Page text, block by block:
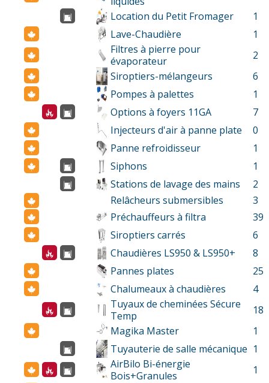
Location du Petit Fromager
1
Lave-Chaudière
1
Filtres à pierre pour
évaporateur
2
Siroptiers-mélangeurs
6
Pompes à palettes
1
Options à foyers 11GA
7
Injecteurs d'air à panne plate
0
Panne refroidisseur
1
Siphons
1
Stations de lavage des mains
2
Relâcheurs submersibles
3
Préchauffeurs à filtra
39
Siroptiers carrés
6
Chaudières LS950 & LS950+
8
Pannes plates
25
Chalumeaux à chaudières
4
Tuyaux de cheminées Sécure
Temp
18
Magika Master
1
Tuyauterie de salle mécanique 1
AirBilo Bi-énergie
Bois+Granules
1